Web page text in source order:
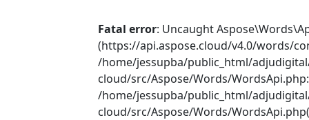
Fatal error: Uncaught
(https://api.aspose.cloud/v4.0/words/
/home/jessupba/public_html/
cloud/src/Aspose/Words/
/home/jessupba/public_html/
cloud/src/Aspose/Words/